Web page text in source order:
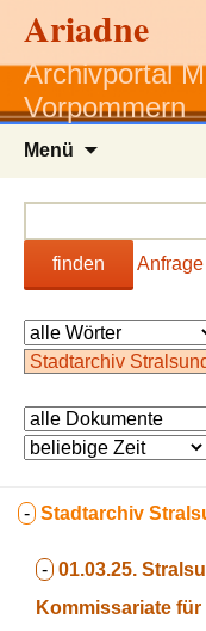
Ariadne
Archivportal
Vorpommern
Menü
finden
- Stadtarchiv
- 01.03.25.
Kommissariate